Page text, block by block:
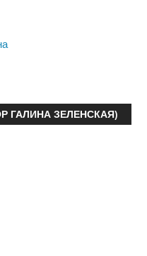
ГАЛИНА ЗЕЛЕНСКАЯ)